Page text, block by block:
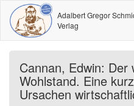
Adalbert Gregor
Verlag
Cannan, Edwin: Der
Wohlstand. Eine
Ursachen